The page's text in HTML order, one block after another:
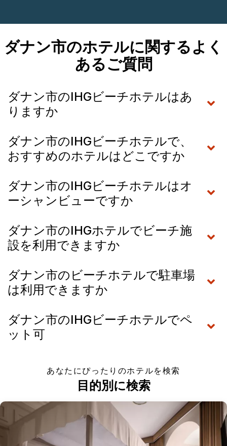
ダナン市のホテルに関するよく
あるご質問
ダナン市のIHGビーチホテルはあ
りますか
ダナン市のIHGビーチホテルで、
おすすめのホテルはどこですか
ダナン市のIHGビーチホテルはオ
ーシャンビューですか
ダナン市のIHGホテルでビーチ施
設を利用できますか
ダナン市のビーチホテルで駐車場
は利用できますか
ダナン市のIHGビーチホテルでペ
ット可
あなたにぴったりのホテルを検索
目的別に検索